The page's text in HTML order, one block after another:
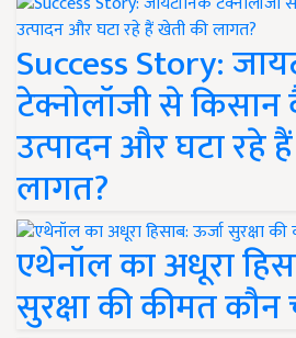
Success Story:
टेक्नोलॉजी से
उत्पादन और घटा रहे
लागत?
एथेनॉल का अधूरा
सुरक्षा की कीमत कौन